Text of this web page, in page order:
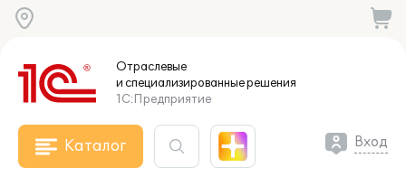
Отраслевые
и специализированныерешения
1С:Предприятие
Каталог Вход